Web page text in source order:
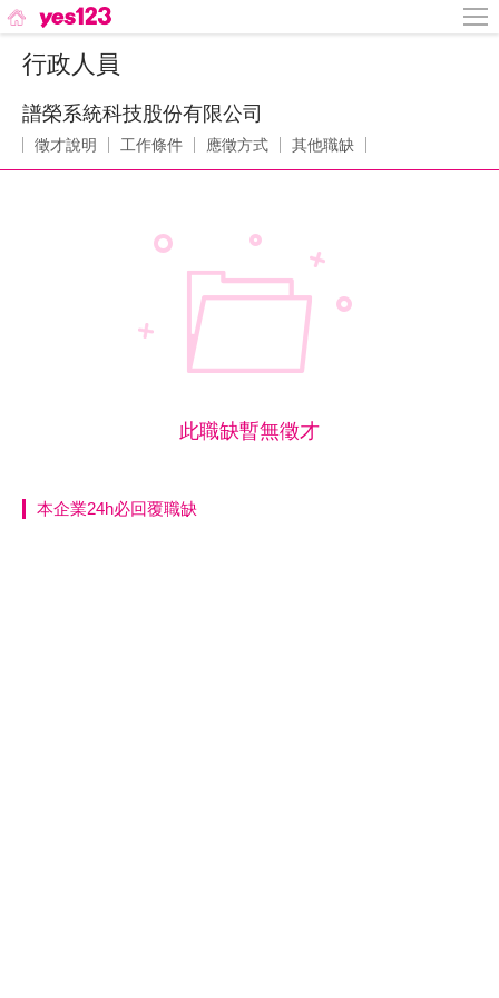
行政人員
譜榮系統科技股份有限公司
徵才說明 工作條件 應徵方式 其他職缺
此職缺暫無徵才
本企業24h必回覆職缺